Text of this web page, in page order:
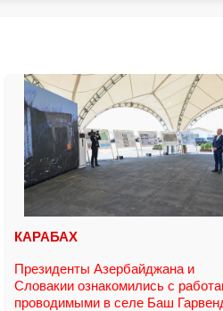
КАРАБАХ
Президенты Азербайджана и
Словакии ознакомились с
проводимыми в селе Баш